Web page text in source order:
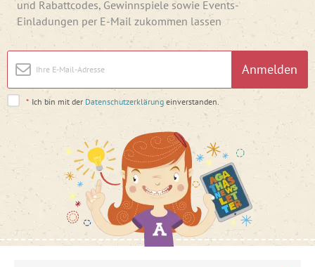
und Rabattcodes, Gewinnspiele sowie Events-
Einladungen per E-Mail zukommen lassen
Anmelden
* Ich bin mit der Datenschutzerklärung einverstanden.